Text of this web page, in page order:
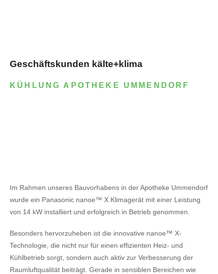
Geschäftskunden kälte+klima
KÜHLUNG APOTHEKE UMMENDORF
Im Rahmen unseres Bauvorhabens in der Apotheke Ummendorf
wurde ein Panasonic nanoe™ X Klimagerät mit einer Leistung
von 14 kW installiert und erfolgreich in Betrieb genommen.
Besonders hervorzuheben ist die innovative nanoe™ X-
Technologie, die nicht nur für einen effizienten Heiz- und
Kühlbetrieb sorgt, sondern auch aktiv zur Verbesserung der
Raumluftqualität beiträgt. Gerade in sensiblen Bereichen wie